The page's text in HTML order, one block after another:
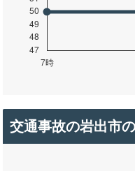
交通事故の岩出市